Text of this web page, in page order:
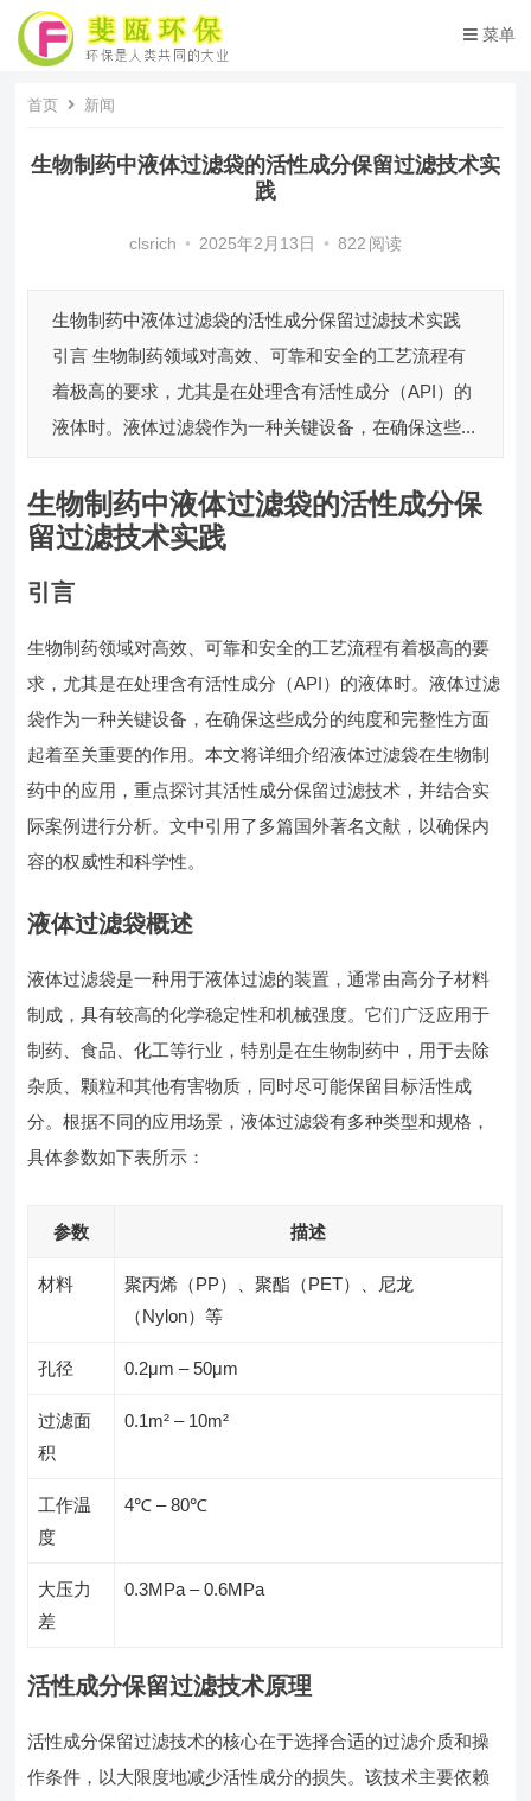
菜单
首页 新闻
生物制药中液体过滤袋的活性成分保留过滤技术实
践
clsrich • 2025年2月13日 • 822 阅读
生物制药中液体过滤袋的活性成分保留过滤技术实践
引言 生物制药领域对高效、可靠和安全的工艺流程有
着极高的要求，尤其是在处理含有活性成分（API）的
液体时。液体过滤袋作为一种关键设备，在确保这些...
生物制药中液体过滤袋的活性成分保
留过滤技术实践
引言
生物制药领域对高效、可靠和安全的工艺流程有着极高的要
求，尤其是在处理含有活性成分（API）的液体时。液体过滤
袋作为一种关键设备，在确保这些成分的纯度和完整性方面
起着至关重要的作用。本文将详细介绍液体过滤袋在生物制
药中的应用，重点探讨其活性成分保留过滤技术，并结合实
际案例进行分析。文中引用了多篇国外著名文献，以确保内
容的权威性和科学性。
液体过滤袋概述
液体过滤袋是一种用于液体过滤的装置，通常由高分子材料
制成，具有较高的化学稳定性和机械强度。它们广泛应用于
制药、食品、化工等行业，特别是在生物制药中，用于去除
杂质、颗粒和其他有害物质，同时尽可能保留目标活性成
分。根据不同的应用场景，液体过滤袋有多种类型和规格，
具体参数如下表所示：
参数 描述
材料
聚丙烯（PP）、聚酯（PET）、尼龙
（Nylon）等
孔径 0.2μm – 50μm
过滤面
积
0.1m² – 10m²
工作温
度
4℃ – 80℃
大压力
差
0.3MPa – 0.6MPa
活性成分保留过滤技术原理
活性成分保留过滤技术的核心在于选择合适的过滤介质和操
作条件，以大限度地减少活性成分的损失。该技术主要依赖